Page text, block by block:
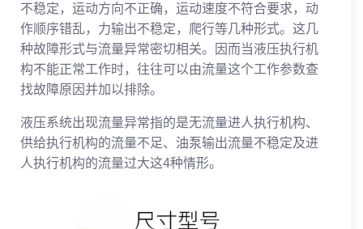
不稳定，运动方向不正确，运动速度不符合要求，动
作顺序错乱，力输出不稳定，爬行等几种形式。这几
种故障形式与流量异常密切相关。因而当液压执行机
构不能正常工作时，往往可以由流量这个工作参数查
找故障原因并加以排除。
液压系统出现流量异常指的是无流量进人执行机构、
供给执行机构的流量不足、油泵输出流量不稳定及进
人执行机构的流量过大这4种情形。